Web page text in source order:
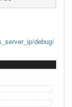
debug/